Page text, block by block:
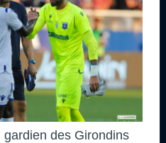
gardien des Girondins